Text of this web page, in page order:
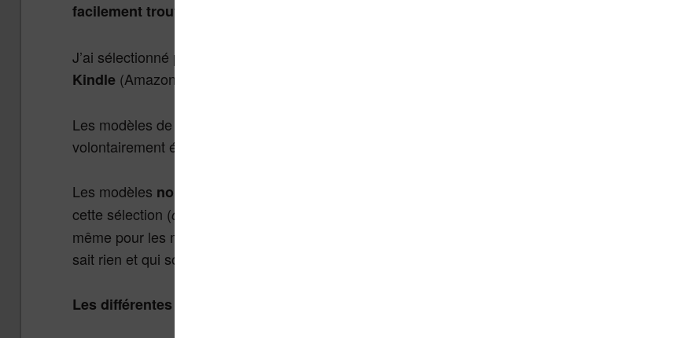
facilement trouvables)
J’ai sélectionné pour ce guide les marques les plus connues et largement disponibles en France :
Kindle (Amazon),
Les modèles de liseuses trop obsolètes mais encore disponibles à la vente sur certains sites sont
volontairement écartés.
Les modèles non disponibles officiellement
cette sélection (comme les liseuses ReMarkable, Bigme, Likebook, Onyx/Boox ou Pocketbook
même pour les modèles qui ne sont pas de bonne qualité (certaines liseuses chinoises dont on ne
sait rien et qui sont très chères par exemple).
Les différentes liseuses sont regroupées par marques.